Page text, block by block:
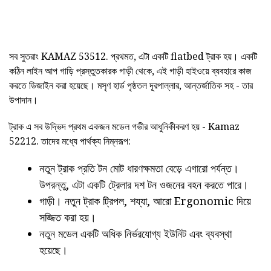
সব সুতরাং KAMAZ 53512. প্রথমত, এটা একটি flatbed ট্রাক হয়। একটি
কঠিন লাইন আপ গাড়ি প্রস্তুতকারক গাড়ী থেকে, এই গাড়ী হাইওয়ে ব্যবহারে কাজ
করতে ডিজাইন করা হয়েছে। মসৃণ হার্ড পৃষ্ঠতল দূরপাল্লার, আন্তর্জাতিক সহ - তার
উপাদান।
ট্রাক এ সব উদ্ভিদ প্রথম একজন মডেল গভীর আধুনিকীকরণ হয় - Kamaz
52212. তাদের মধ্যে পার্থক্য নিম্নরূপ:
নতুন ট্রাক প্রতি টন মোট ধারণক্ষমতা বেড়ে এগারো পর্যন্ত।
উপরন্তু, এটা একটি ট্রেলার দশ টন ওজনের বহন করতে পারে।
গাড়ী। নতুন ট্রাক ট্রিপল, শয্যা, আরো Ergonomic দিয়ে
সজ্জিত করা হয়।
নতুন মডেল একটি অধিক নির্ভরযোগ্য ইউনিট এবং ব্যবস্থা
হয়েছে।